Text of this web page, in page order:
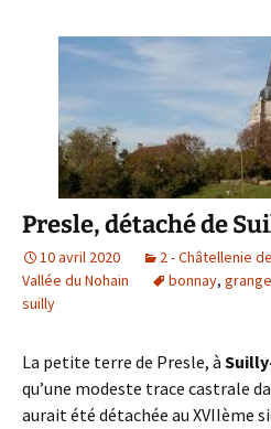
Presle, détaché de
10 avril 2020 2 - Châtellenie
Vallée du Nohain
bonnay,
suilly
La petite terre de Presle, à
qu’une modeste trace castrale
aurait été détachée au XVIIème